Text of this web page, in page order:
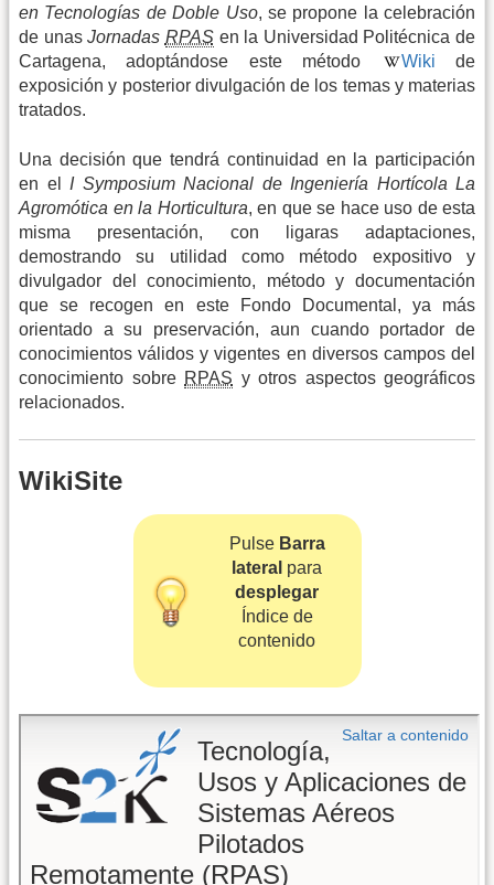
en Tecnologías de Doble Uso, se propone la celebración
de unasJornadas RPASen la Universidad Politécnica de
Cartagena, adoptándose este método
Wiki de
exposición y posterior divulgación de los temas y materias
tratados.
Una decisión que tendrá continuidad en la participación
en el I Symposium Nacional de Ingeniería Hortícola La
Agromótica en la Horticultura, en que se hace uso de esta
misma presentación, con ligaras adaptaciones,
demostrando su utilidad como método expositivo y
divulgador del conocimiento, método y documentación
que se recogen en este Fondo Documental, ya más
orientado a su preservación, aun cuando portador de
conocimientos válidos y vigentes en diversos campos del
conocimiento sobre RPAS y otros aspectos geográficos
relacionados.
WikiSite
Pulse Barra
lateral para
desplegar
Índice de
contenido